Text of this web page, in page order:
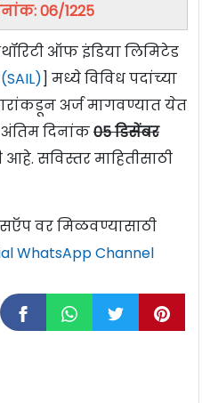
06/1225
ऑफ इंडिया लिमिटेड
] मध्ये विविध पदांच्या
अर्ज मागवण्यात येत
दिनांक05 डिसेंबर
आहे. सविस्तर माहितीसाठी
वर मिळवण्यासाठी
WhatsApp Channel